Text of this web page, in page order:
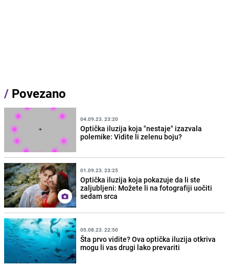
/ Povezano
04.09.23. 23:20
Optička iluzija koja "nestaje" izazvala
polemike: Vidite li zelenu boju?
01.09.23. 23:25
Optička iluzija koja pokazuje da li ste
zaljubljeni: Možete li na fotografiji uočiti
sedam srca
05.08.23. 22:50
Šta prvo vidite? Ova optička iluzija otkriva
mogu li vas drugi lako prevariti